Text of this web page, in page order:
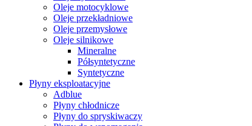
Oleje motocyklowe
Oleje przekładniowe
Oleje przemysłowe
Oleje silnikowe
Mineralne
Półsyntetyczne
Syntetyczne
Płyny eksploatacyjne
Adblue
Płyny chłodnicze
Płyny do spryskiwaczy